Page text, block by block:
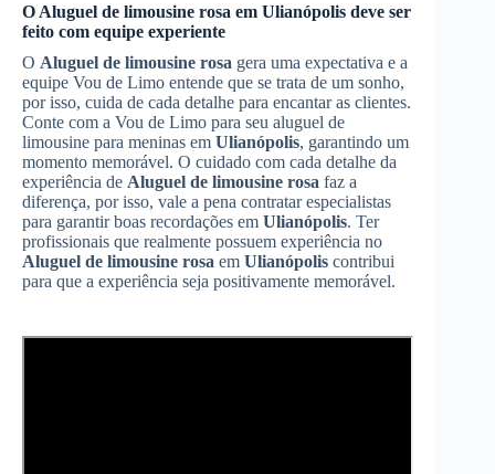
O Aluguel de limousine rosa em Ulianópolis deve ser
feito com equipe experiente
O Aluguel de limousine rosa gera uma expectativa e a
equipe Vou de Limo entende que se trata de um sonho,
por isso, cuida de cada detalhe para encantar as clientes.
Conte com a Vou de Limo para seu aluguel de
limousine para meninas em Ulianópolis, garantindo um
momento memorável. O cuidado com cada detalhe da
experiência de Aluguel de limousine rosa faz a
diferença, por isso, vale a pena contratar especialistas
para garantir boas recordações em Ulianópolis. Ter
profissionais que realmente possuem experiência no
Aluguel de limousine rosa em Ulianópolis contribui
para que a experiência seja positivamente memorável.